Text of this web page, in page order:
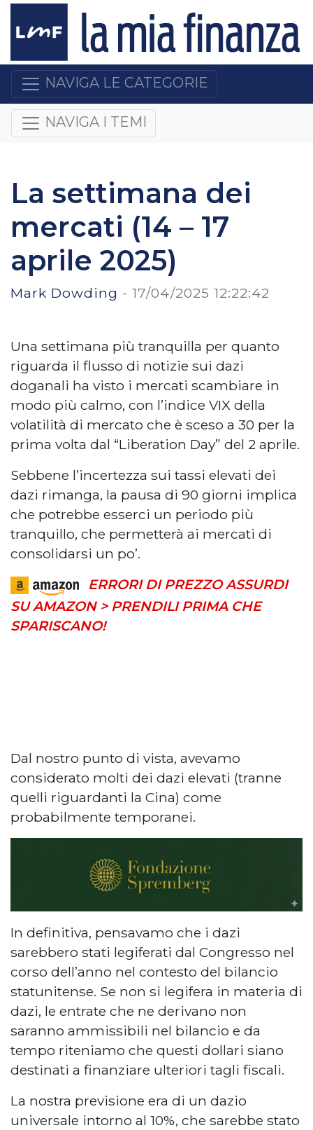
NAVIGA LE CATEGORIE
NAVIGA I TEMI
La settimana dei
mercati (14 – 17
aprile 2025)
Mark Dowding - 17/04/2025 12:22:42
Una settimana più tranquilla per quanto
riguarda il flusso di notizie sui dazi
doganali ha visto i mercati scambiare in
modo più calmo, con l’indice VIX della
volatilità di mercato che è sceso a 30 per la
prima volta dal “Liberation Day” del 2 aprile.
Sebbene l’incertezza sui tassi elevati dei
dazi rimanga, la pausa di 90 giorni implica
che potrebbe esserci un periodo più
tranquillo, che permetterà ai mercati di
consolidarsi un po’.
ERRORI DI PREZZO ASSURDI
SU AMAZON > PRENDILI PRIMA CHE
SPARISCANO!
Dal nostro punto di vista, avevamo
considerato molti dei dazi elevati (tranne
quelli riguardanti la Cina) come
probabilmente temporanei.
In definitiva, pensavamo che i dazi
sarebbero stati legiferati dal Congresso nel
corso dell’anno nel contesto del bilancio
statunitense. Se non si legifera in materia di
dazi, le entrate che ne derivano non
saranno ammissibili nel bilancio e da
tempo riteniamo che questi dollari siano
destinati a finanziare ulteriori tagli fiscali.
La nostra previsione era di un dazio
universale intorno al 10%, che sarebbe stato